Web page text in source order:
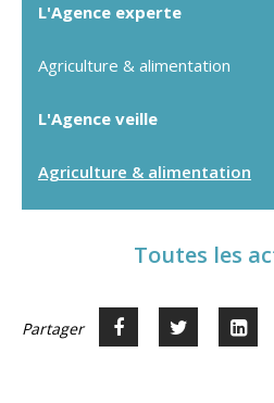
L'Agence experte
Agriculture & alimentation
L'Agence veille
Agriculture & alimentation
Toutes les
Partager Partager
Partager
Voir